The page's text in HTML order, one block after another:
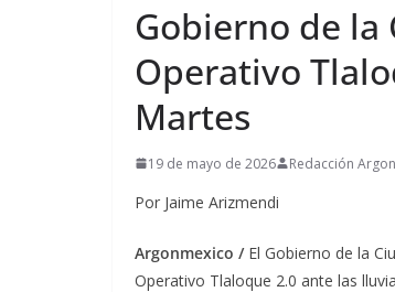
Gobierno de la
Operativo
Martes
19 de mayo de 2026 Redacción
Por Jaime Arizmendi
Argonmexico / El Gobierno de la
Operativo Tlaloque 2.0 ante las